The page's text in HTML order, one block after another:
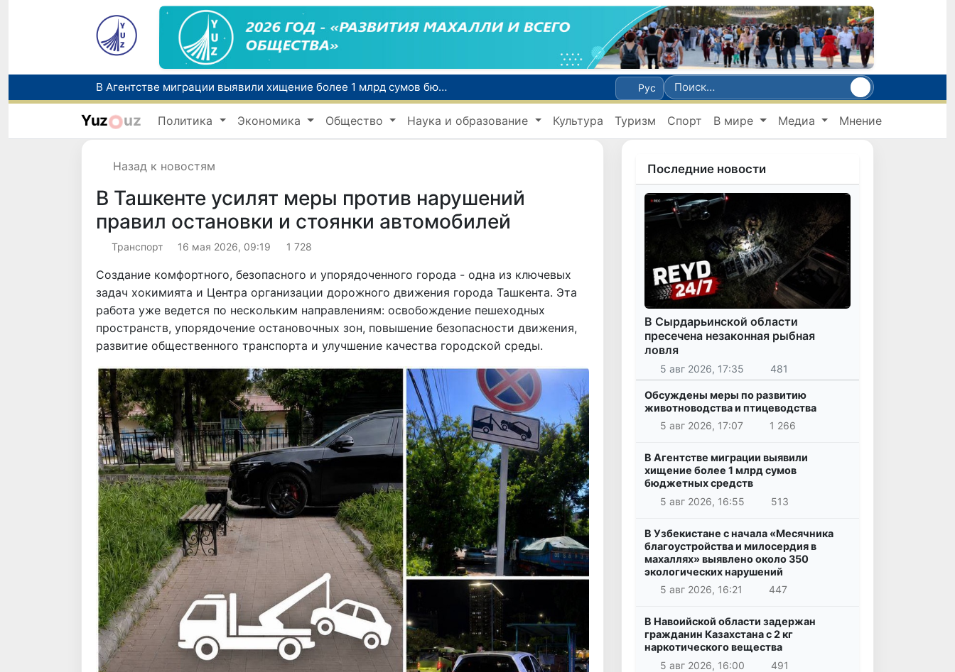
В Узбекистане с начала «Месячника благоустройства и милосердия в махаллях» выявлено около 350 экологических нарушений
В Навоийской области задержан гражданин Казахстана с 2 кг наркотического вещества
Более 795 тысяч первоклассников получат «Президентские подарки» в новом учебном году
Рус
Yuz uz Политика Экономика Общество Наука и образование Культура Туризм Спорт В мире Медиа Мнение
Назад к новостям
В Ташкенте усилят меры против нарушений
правил остановки и стоянки автомобилей
Транспорт 16 мая 2026, 09:19 1 728
Создание комфортного, безопасного и упорядоченного города - одна из ключевых
задач хокимията и Центра организации дорожного движения города Ташкента. Эта
работа уже ведется по нескольким направлениям: освобождение пешеходных
пространств, упорядочение остановочных зон, повышение безопасности движения,
развитие общественного транспорта и улучшение качества городской среды.
Последние новости
В Сырдарьинской области
пресечена незаконная рыбная
ловля
5 авг 2026, 17:35 481
Обсуждены меры по развитию
животноводства и птицеводства
5 авг 2026, 17:07
1 266
В Агентстве миграции выявили
хищение более 1 млрд сумов
бюджетных средств
5 авг 2026, 16:55
513
В Узбекистане с начала «Месячника
благоустройства и милосердия в
махаллях» выявлено около 350
экологических нарушений
5 авг 2026, 16:21
447
В Навоийской области задержан
гражданин Казахстана с 2 кг
наркотического вещества
5 авг 2026, 16:00
491